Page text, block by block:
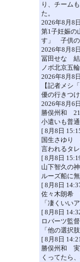
り、チーム
た。
2026年8月8
第1子妊娠の
す」 子供の
2026年8月8
冨田せな 結
ノボ北京五
2026年8月8
【記者メ
優の行きつ
2026年8月6
勝俣州和 21
小遣いも普
[ 8月8日
国生さゆり
言われるタ
[ 8月8日
山下智久の
ルーズ船に
[ 8月8日
佐々木朗希
「凄くいい
[ 8月8日
ロバーツ監
「他の選択
[ 8月8日
勝俣州和 実
くってたら